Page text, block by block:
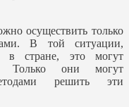
осуществить только
В той ситуации,
в стране, это могут
Только они могут
решить эти